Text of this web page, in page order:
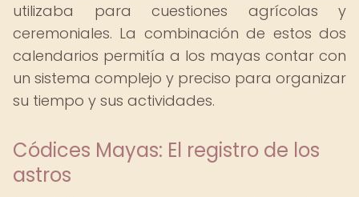
utilizaba para cuestiones agrícolas y
ceremoniales. La combinación de estos dos
calendarios permitía a los mayas contar con
un sistema complejo y preciso para organizar
su tiempo y sus actividades.
Códices Mayas: El registro de los
astros